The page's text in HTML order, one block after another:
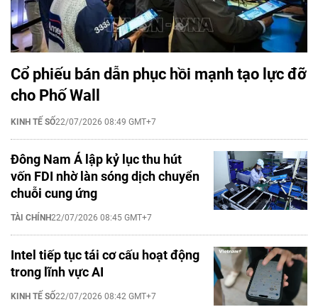
Cổ phiếu bán dẫn phục hồi mạnh tạo lực đỡ
cho Phố Wall
KINH TẾ SỐ22/07/2026 08:49 GMT+7
Đông Nam Á lập kỷ lục thu hút
vốn FDI nhờ làn sóng dịch chuyển
chuỗi cung ứng
TÀI CHÍNH22/07/2026 08:45 GMT+7
Intel tiếp tục tái cơ cấu hoạt động
trong lĩnh vực AI
KINH TẾ SỐ22/07/2026 08:42 GMT+7